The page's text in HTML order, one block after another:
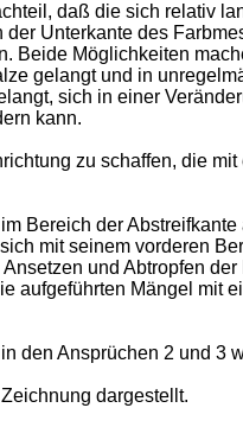
daß die sich relativ
Unterkante des
Beide Möglichkeiten
gelangt und in
sich in einer
kann.
zu schaffen, die
Bereich der
mit seinem vorderen
und Abtropfen
aufgeführten Mängel
den Ansprüchen 2 und 3
dargestellt.